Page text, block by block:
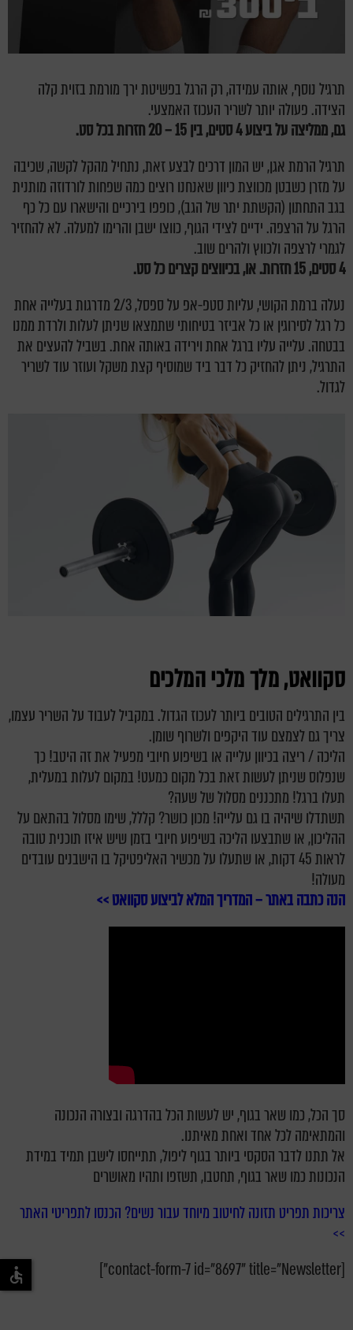
תרגיל נוסף, אותה עמידה, רק הרגל בפשיטת ירך מורמת בזוית קלה
הצידה. פעולה יותר לשריר העכוז האמצעי.
גם, ממליצה על ביצוע 4 סטים, בין 15 – 20 חזרות בכל סט.
תרגיל הרמת אגן, יש המון דרכים לבצע זאת, נתחיל מהקל לקשה, שכיבה
על מזרן כשבטן מכווצת כיוון שאנחנו רוצים כמה שפחות לורדוזה מותנית
בגב התחתון (הקשתת יתר של הגב), כופפו בירכיים והישארו עם כל כף
הרגל על הרצפה. ידיים לצידי הגוף, כווצו ישבן והרימו למעלה. לא להחזיר
לגמרי לרצפה ולכווץ ולהרים שוב.
4 סטים, 15 חזרות. או, בכיווצים קצרים כל סט.
נעלה ברמת הקושי, עליות סטפ-אפ על ספסל, 2/3 מדרגות בעלייה אחת
כל רגל לסירוגין או כל אביזר בטיחותי שתמצאו שניתן לעלות ולרדת ממנו
בבטחה. עלייה עליו ברגל אחת וירידה באותה אחת. בשביל להעצים את
התרגיל, ניתן להחזיק כל דבר ביד שמוסיף קצת משקל ועוזר עוד לשריר
לגדול.
סקוואט, מלך מלכי המלכים
בין התרגילים הטובים ביותר לעכוז הגדול. במקביל לעבוד על השריר עצמו,
צריך גם לצמצם עוד היקפים ולשרוף שומן.
הליכה / ריצה בכיוון עלייה או בשיפוע חיובי מפעיל את זה היטב! כך
שנפלוס שניתן לעשות זאת בכל מקום כמעט! במקום לעלות במעלית,
תעלו ברגל! מתכננים מסלול של שעה?
תשתדלו שיהיה בו גם עלייה! מכון כושר? קללל, שימו מסלול בהתאם על
ההליכון, או שתבצעו הליכה בשיפוע חיובי בזמן שיש איזו תוכנית טובה
לראות 45 דקות, או שתעלו על מכשיר האליפטיקל בו הישבנים עובדים
מעולה!
הנה כתבה באתר – המדריך המלא לביצוע סקוואט >>
סך הכל, כמו שאר בגוף, יש לעשות הכל בהדרגה ובצורה הנכונה
והמתאימה לכל אחד ואחת מאיתנו.
אל תתנו לדבר הסקסי ביותר בגוף ליפול, תתייחסו לישבן תמיד במידת
הנכונות כמו שאר בגוף, תחטבו, תשזפו ותהיו מאושרים
צריכות תפריט תזונה לחיטוב מיוחד עבור נשים? הכנסו לתפריטי האתר
>>
[contact-form-7 id="8697" title="Newsletter"]